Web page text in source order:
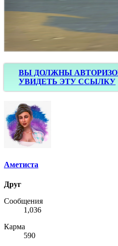
ВЫ ДОЛЖНЫ
УВИДЕТЬ ЭТУ ССЫЛКУ
Аметиста
Друг
Сообщения
1,036
Карма
590